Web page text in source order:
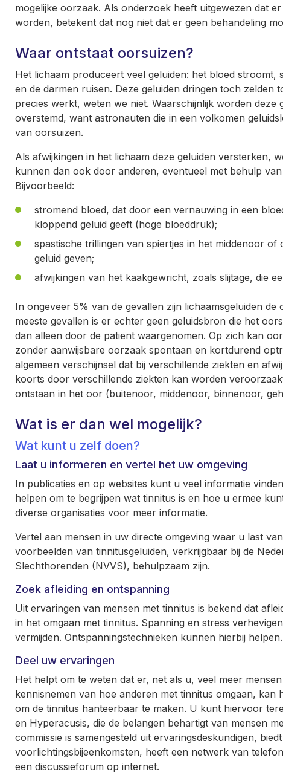
mogelijke oorzaak. Als onderzoek heeft uitgewezen dat
worden, betekent dat nog niet dat er geen behandeling
Waar ontstaat oorsuizen?
Het lichaam produceert veel geluiden: het bloed
en de darmen ruisen. Deze geluiden dringen toch zelden
precies werkt, weten we niet. Waarschijnlijk worden deze
overstemd, want astronauten die in een volkomen
van oorsuizen.
Als afwijkingen in het lichaam deze geluiden versterken,
kunnen dan ook door anderen, eventueel met behulp
Bijvoorbeeld:
stromend bloed, dat door een vernauwing in een
kloppend geluid geeft (hoge bloeddruk);
spastische trillingen van spiertjes in het middenoor of
geluid geven;
afwijkingen van het kaakgewricht, zoals slijtage, die
In ongeveer 5% van de gevallen zijn lichaamsgeluiden
meeste gevallen is er echter geen geluidsbron die het
dan alleen door de patiënt waargenomen. Op zich kan
zonder aanwijsbare oorzaak spontaan en kortdurend
algemeen verschijnsel dat bij verschillende ziekten en
koorts door verschillende ziekten kan worden
ontstaan in het oor (buitenoor, middenoor, binnenoor,
Wat is er dan wel mogelijk?
Wat kunt u zelf doen?
Laat u informeren en vertel het uw omgeving
In publicaties en op websites kunt u veel informatie
helpen om te begrijpen wat tinnitus is en hoe u ermee
diverse organisaties voor meer informatie.
Vertel aan mensen in uw directe omgeving waar u last
voorbeelden van tinnitusgeluiden, verkrijgbaar bij de
Slechthorenden (NVVS), behulpzaam zijn.
Zoek afleiding en ontspanning
Uit ervaringen van mensen met tinnitus is bekend dat
in het omgaan met tinnitus. Spanning en stress
vermijden. Ontspanningstechnieken kunnen hierbij helpen.
Deel uw ervaringen
Het helpt om te weten dat er, net als u, veel meer
kennisnemen van hoe anderen met tinnitus omgaan, kan
om de tinnitus hanteerbaar te maken. U kunt hiervoor
en Hyperacusis, die de belangen behartigt van mensen
commissie is samengesteld uit ervaringsdeskundigen,
voorlichtingsbijeenkomsten, heeft een netwerk van
een discussieforum op internet.